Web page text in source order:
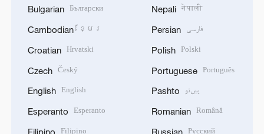
Bulgarian Български
Cambodian ខ្មែរ
Croatian Hrvatski
Czech Český
English English
Esperanto Esperanto
Filipino Filipino
Nepali नेपाली
Persian فارسی
Polish Polski
Portuguese Português
Pashto پښتو
Romanian Română
Russian Русский